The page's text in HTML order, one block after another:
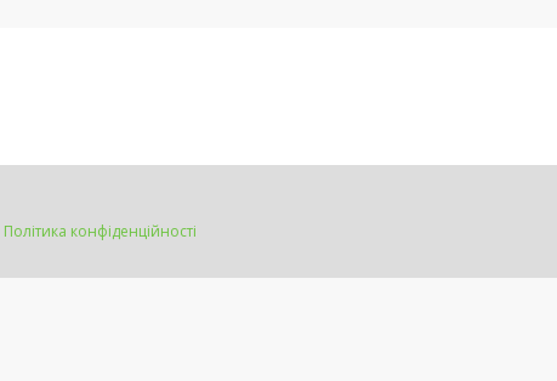
Політика конфіденційності